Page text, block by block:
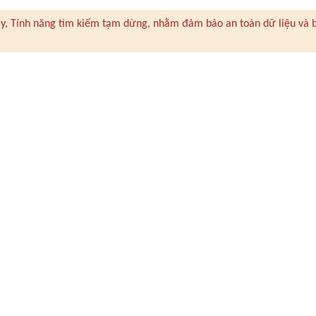
Tính năng tìm kiếm tạm dừng, nhằm đảm bảo an toàn dữ liệu và